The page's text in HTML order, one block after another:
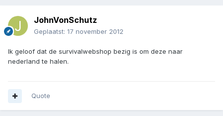
JohnVonSchutz
Geplaatst: 17 november 2012
Ik geloof dat de survivalwebshop bezig is om deze naar
nederland te halen.
Quote